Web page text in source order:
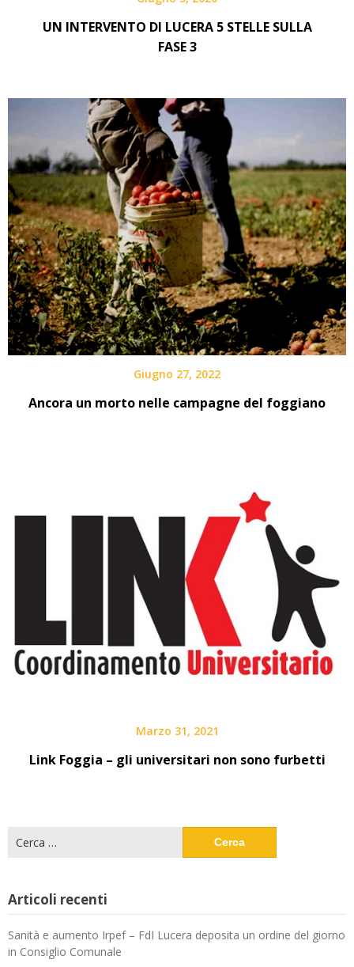
UN INTERVENTO DI LUCERA 5 STELLE SULLA
FASE 3
Giugno 27, 2022
Ancora un morto nelle campagne del foggiano
Marzo 31, 2021
Link Foggia – gli universitari non sono furbetti
per:
Articoli recenti
Sanità e aumento Irpef – FdI Lucera deposita un ordine del giorno
in Consiglio Comunale